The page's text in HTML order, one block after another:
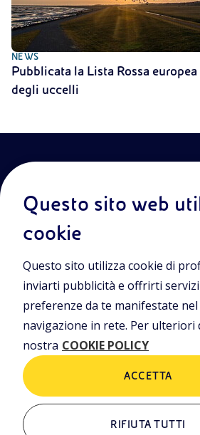
NEWS
Pubblicata la Lista Rossa europea
degli uccelli
Entra nel mondo Eniscuola.Scopri gli
metodologie innovative per la didattica
multimediali, lezioni digitali e
di attualità. Eniscuola è una iniziativa di
POLICIES
Termini e condizioni
ALTRI LINK
Questo sito web
cookie
Questo sito utilizza cookie di
inviarti pubblicità e offrirti
preferenze da te manifestate
navigazione in rete. Per ulteriori
nostra COOKIE POLICY
RIFIUTA TUTTI
ACCETTA